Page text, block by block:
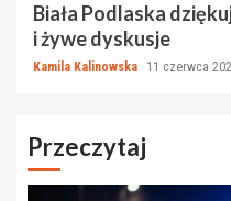
Biała Podlaska
i żywe dyskusje
Kamila Kalinowska 11 czerwca
Przeczytaj